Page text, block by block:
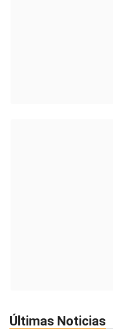
Últimas Noticias